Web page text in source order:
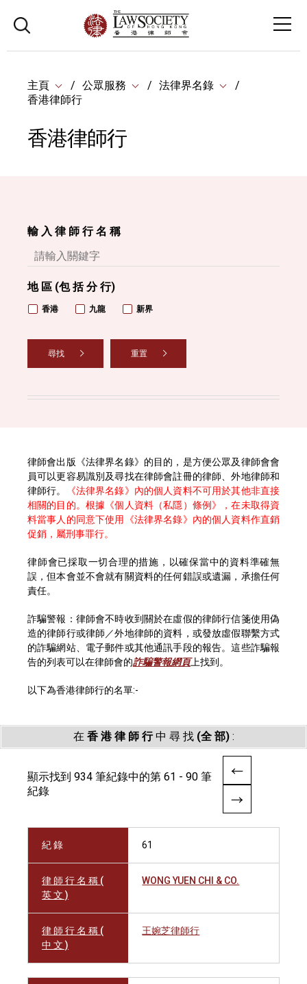
主頁 公眾服務
法律界名錄
香港律師行
香港律師行
輸 入 律 師 行 名 稱
地 區 (包 括 分 行)
香港 九龍 新界
尋找 重置
律師會出版《法律界名錄》的目的，是方便公眾及律師會會
員可以更容易識別及尋找在律師會註冊的律師、外地律師和
律師行。
《法律界名錄》內的個人資料不可用於其他非直接
相關的目的。根據《個人資料（私隱）條例》，在未取得資
料當事人的同意下使用《法律界名錄》內的個人資料作直銷
促銷，屬刑事罪行。
律師會已採取一切合理的措施，以確保當中的資料準確無
誤，但本會並不會就有關資料的任何錯誤或遺漏，承擔任何
責任。
詐騙警報：律師會不時收到關於在虛假的律師行信箋使用偽
造的律師行或律師／外地律師的資料，或發放虛假聯繫方式
的詐騙網站、電子郵件或其他通訊手段的報告。這些詐騙報
告的列表可以在律師會的詐騙警報網頁上找到。
以下為香港律師行的名單:-
在 香 港 律 師 行中 尋 找 (全 部):
顯示找到 934 筆紀錄中的第 61 - 90 筆
紀錄
紀 錄 61
律 師 行 名 稱 (
英 文 )
WONG YUEN CHI & CO.
律 師 行 名 稱 (
中 文 )
王婉芝律師行